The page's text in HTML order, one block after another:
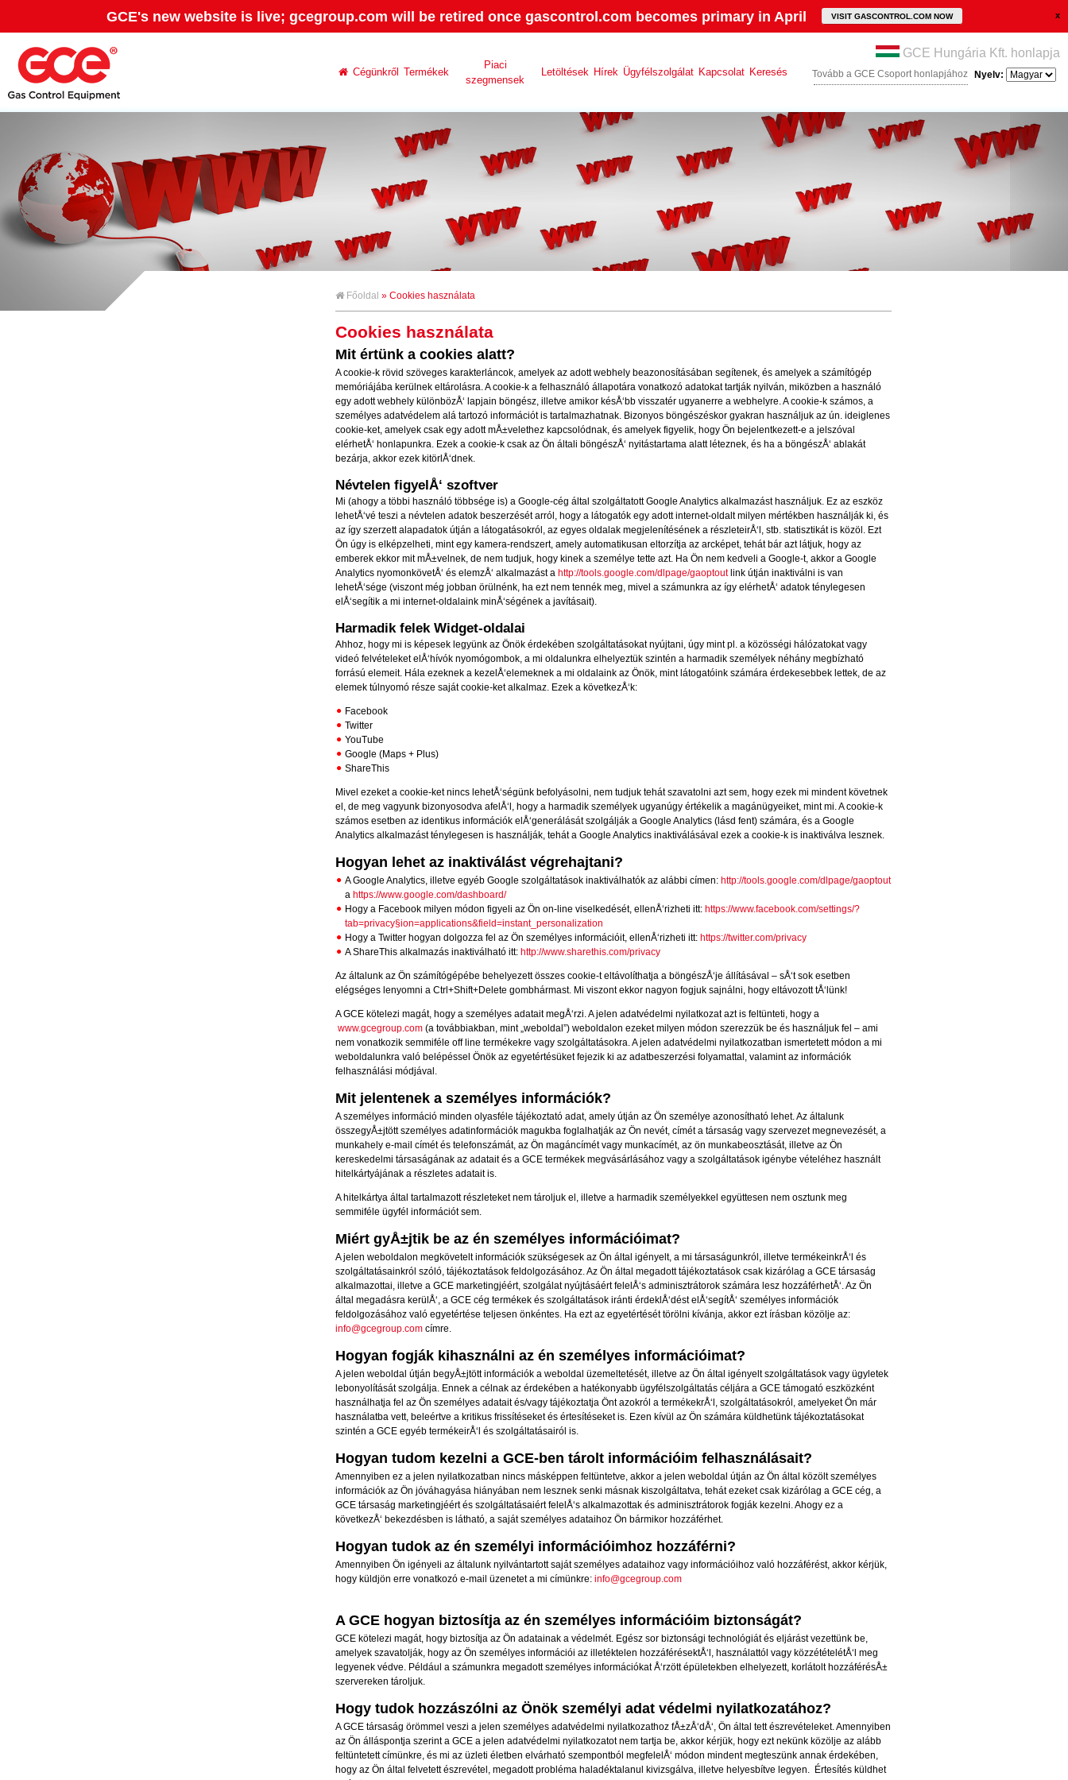
GCE's new website is live; gcegroup.com will be retired once gascontrol.com becomes primary in April VISIT GASCONTROL.COM NOW
Cégünkről Termékek
Piaci
szegmensek
Letöltések Hírek Ügyfélszolgálat Kapcsolat Keresés
GCE Hungária Kft. honlapja
Tovább a GCE Csoport honlapjához Nyelv:
Főoldal » Cookies használata
Cookies használata
Mit értünk a cookies alatt?
A cookie-k rövid szöveges karakterláncok, amelyek az adott webhely beazonosításában segítenek, és amelyek a számítógép
memóriájába kerülnek eltárolásra. A cookie-k a felhasználó állapotára vonatkozó adatokat tartják nyilván, miközben a használó
egy adott webhely különbözÅ‘ lapjain böngész, illetve amikor késÅ‘bb visszatér ugyanerre a webhelyre. A cookie-k számos, a
személyes adatvédelem alá tartozó információt is tartalmazhatnak. Bizonyos böngészéskor gyakran használjuk az ún. ideiglenes
cookie-ket, amelyek csak egy adott mÅ±velethez kapcsolódnak, és amelyek figyelik, hogy Ön bejelentkezett-e a jelszóval
elérhetÅ‘ honlapunkra. Ezek a cookie-k csak az Ön általi böngészÅ‘ nyitástartama alatt léteznek, és ha a böngészÅ‘ ablakát
bezárja, akkor ezek kitörl Å‘dnek.
Névtelen figyelÅ‘ szoftver
Mi (ahogy a többi használó többsége is) a Google-cég által szolgáltatott Google Analytics alkalmazást használjuk. Ez az eszköz
lehetÅ‘vé teszi a névtelen adatok beszerzését arról, hogy a látogatók egy adott internet-oldalt milyen mértékben használják ki, és
az így szerzett alapadatok útján a látogatásokról, az egyes oldalak megjelenítésének a részleteirÅ‘l, stb. statisztikát is közöl. Ezt
Ön úgy is elképzelheti, mint egy kamera-rendszert, amely automatikusan eltorzítja az arcképet, tehát bár azt látjuk, hogy az
emberek ekkor mit mÅ±velnek, de nem tudjuk, hogy kinek a személye tette azt. Ha Ön nem kedveli a Google-t, akkor a Google
Analytics nyomonkövetÅ‘ és elemzÅ‘ alkalmazást a http://tools.google.com/dlpage/gaoptoutlink útján inaktiválni is van
lehetÅ‘sége (viszont még jobban örülnénk, ha ezt nem tennék meg, mivel a számunkra az így elérhetÅ‘ adatok ténylegesen
elÅ‘segítik a mi internet-oldalaink minÅ‘ségének a javításait).
Harmadik felek Widget-oldalai
Ahhoz, hogy mi is képesek legyünk az Önök érdekében szolgáltatásokat nyújtani, úgy mint pl. a közösségi hálózatokat vagy
videó felvételeket elÅ‘hívók nyomógombok, a mi oldalunkra elhelyeztük szintén a harmadik személyek néhány megbízható
forrású elemeit. Hála ezeknek a kezelÅ‘elemeknek a mi oldalaink az Önök, mint látogatóink számára érdekesebbek lettek, de az
elemek túlnyomó része saját cookie-ket alkalmaz. Ezek a következÅ‘k:
Facebook
Twitter
YouTube
Google (Maps + Plus)
ShareThis
Mivel ezeket a cookie-ket nincs lehetÅ‘ségünk befolyásolni, nem tudjuk tehát szavatolni azt sem, hogy ezek mi mindent követnek
el, de meg vagyunk bizonyosodva afel Å‘l, hogy a harmadik személyek ugyanúgy értékelik a magánügyeiket, mint mi. Acookie-k
számos esetben az identikus információk elÅ‘generálását szolgálják a Google Analytics (lásd fent) számára, és a Google
Analytics alkalmazást ténylegesen is használják, tehát a Google Analytics inaktiválásával ezek a cookie-k is inaktiválva lesznek.
Hogyan lehet az inaktiválást végrehajtani?
A Google Analytics, illetve egyéb Google szolgáltatások inaktiválhatók az alábbi címen: http://tools.google.com/dlpage/gaoptout
a https://www.google.com/dashboard/
Hogy a Facebook milyen módon figyeli az Ön on-line viselkedését, ellenÅ‘rizheti itt: https://www.facebook.com/settings/?
tab=privacy§ion=applications&field=instant_personalization
Hogy a Twitter hogyan dolgozza fel az Ön személyes információit, ellenÅ‘rizheti itt: https://twitter.com/privacy
A ShareThis alkalmazás inaktiválható itt: http://www.sharethis.com/privacy
Az általunk az Ön számítógépébe behelyezett összes cookie-t eltávolíthatja a böngészÅ‘je állításával – sÅ‘t sok esetben
elégséges lenyomni a Ctrl+Shift+Delete gombhármast. Mi viszont ekkor nagyon fogjuk sajnálni, hogy eltávozott tÅ‘lünk!
A GCE kötelezi magát, hogy a személyes adatait megÅ‘rzi. A jelen adatvédelmi nyilatkozat azt is feltünteti, hogy a
www.gcegroup.com (a továbbiakban, mint „weboldal”) weboldalon ezeket milyen módon szerezzük be és használjuk fel – ami
nem vonatkozik semmiféle off line termékekre vagy szolgáltatásokra. A jelen adatvédelmi nyilatkozatban ismertetett módon a mi
weboldalunkra való belépéssel Önök az egyetértésüket fejezik ki az adatbeszerzési folyamattal, valamint az információk
felhasználási módjával.
Mit jelentenek a személyes információk?
A személyes információ minden olyasféle tájékoztató adat, amely útján az Ön személye azonosítható lehet. Az általunk
összegyÅ±jtött személyes adatinformációk magukba foglalhatják az Ön nevét, címét a társaság vagy szervezet megnevezését, a
munkahely e-mail címét és telefonszámát, az Ön magáncímét vagy munkacímét, az ön munkabeosztását, illetve az Ön
kereskedelmi társaságának az adatait és a GCE termékek megvásárlásához vagy a szolgáltatások igénybe vételéhez használt
hitelkártyájának a részletes adatait is.
A hitelkártya által tartalmazott részleteket nem tároljuk el, illetve a harmadik személyekkel együttesen nem osztunk meg
semmiféle ügyfél információt sem.
Miért gyÅ±jtik be az én személyes információimat?
A jelen weboldalon megkövetelt információk szükségesek az Ön által igényelt, a mi társaságunkról, illetve termékeinkrÅ‘l és
szolgáltatásainkról szóló, tájékoztatások feldolgozásához. Az Ön által megadott tájékoztatások csak kizárólag a GCE társaság
alkalmazottai, illetve a GCE marketingjéért, szolgálat nyújtásáért felelÅ‘s adminisztrátorok számára lesz hozzáférhetÅ‘. Az Ön
által megadásra kerülÅ‘, a GCE cég termékek és szolgáltatások iránti érdeklÅ‘dést elÅ‘segítÅ‘ személyes információk
feldolgozásához való egyetértése teljesen önkéntes. Ha ezt az egyetértését törölni kívánja, akkor ezt írásban közölje az:
info@gcegroup.com címre.
Hogyan fogják kihasználni az én személyes információimat?
A jelen weboldal útján begyÅ±jtött információk a weboldal üzemeltetését, illetve az Ön által igényelt szolgáltatások vagy ügyletek
lebonyolítását szolgálja. Ennek a célnak az érdekében a hatékonyabb ügyfélszolgáltatás céljára a GCE támogató eszközként
használhatja fel az Ön személyes adatait és/vagy tájékoztatja Önt azokról a termékekrÅ‘l, szolgáltatásokról, amelyeket Ön már
használatba vett, beleértve a kritikus frissítéseket és értesítéseket is. Ezen kívül az Ön számára küldhetünk tájékoztatásokat
szintén a GCE egyéb termékeirÅ‘l és szolgáltatásairól is.
Hogyan tudom kezelni a GCE-ben tárolt információim felhasználásait?
Amennyiben ez a jelen nyilatkozatban nincs másképpen feltüntetve, akkor a jelen weboldal útján az Ön által közölt személyes
információk az Ön jóváhagyása hiányában nem lesznek senki másnak kiszolgáltatva, tehát ezeket csak kizárólag a GCE cég, a
GCE társaság marketingjéért és szolgáltatásaiért felelÅ‘s alkalmazottak és adminisztrátorok fogják kezelni. Ahogy ez a
következÅ‘ bekezdésben is látható, a saját személyes adataihoz Ön bármikor hozzáférhet.
Hogyan tudok az én személyi információimhoz hozzáférni?
Amennyiben Ön igényeli az általunk nyilvántartott saját személyes adataihoz vagy információihoz való hozzáférést, akkor kérjük,
hogy küldjön erre vonatkozó e-mail üzenetet a mi címünkre: info@gcegroup.com
A GCE hogyan biztosítja az én személyes információim biztonságát?
GCE kötelezi magát, hogy biztosítja az Ön adatainak a védelmét. Egész sor biztonsági technológiát és eljárást vezettünk be,
amelyek szavatolják, hogy az Ön személyes információi az illetéktelen hozzáférésektÅ‘l, használattól vagy közzétételétÅ‘l meg
legyenek védve. Például a számunkra megadott személyes információkat Å‘rzött épületekben elhelyezett, korlátolt hozzáférésÅ±
szervereken tároljuk.
Hogy tudok hozzászólni az Önök személyi adat védelmi nyilatkozatához?
A GCE társaság örömmel veszi a jelen személyes adatvédelmi nyilatkozathoz fÅ±zÅ‘dÅ‘, Ön által tett észrevételeket. Amennyiben
az Ön álláspontja szerint a GCE a jelen adatvédelmi nyilatkozatot nem tartja be, akkor kérjük, hogy ezt nekünk közölje az alább
feltüntetett címünkre, és mi az üzleti életben elvárható szempontból megfelelÅ‘ módon mindent megteszünk annak érdekében,
hogy az Ön által felvetett észrevétel, megadott probléma haladéktalanul kivizsgálva, illetve helyesbítve legyen. Értesítés küldhet